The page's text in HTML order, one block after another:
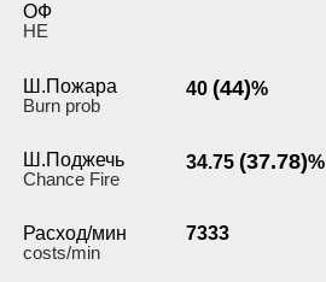
ОФ
HE
Ш.Пожара
Burn prob
40 (44)%
Ш.Поджечь
Chance Fire
34.75 (37.78)%
Расход/мин
costs/min
7333